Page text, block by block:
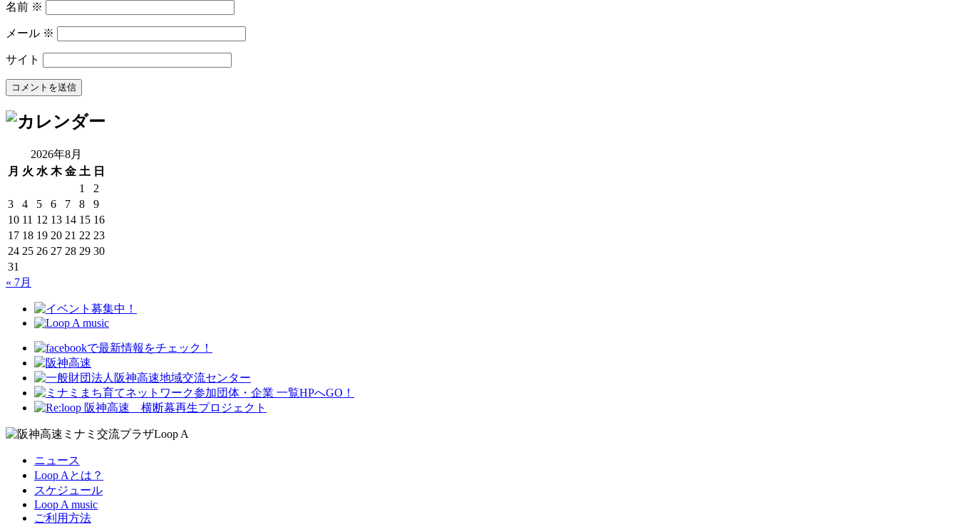
名前 ※
メール ※
サイト
2026年8月
月 火 水 木 金 土 日
1
2
3
4 5 6 7 8
9
10 11 12 13 14 15 16
17 18 19 20 21 22 23
24 25 26 27 28 29 30
31
« 7月
ニュース
Loop Aとは？
スケジュール
Loop A music
ご利用方法